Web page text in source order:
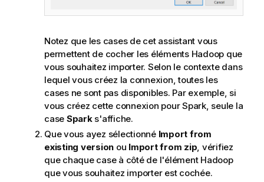
Notez que les cases de cet assistant vous
permettent de cocher les éléments Hadoop que
vous souhaitez importer. Selon le contexte dans
lequel vous créez la connexion, toutes les
cases ne sont pas disponibles. Par exemple, si
vous créez cette connexion pour Spark, seule la
case Sparks'affiche.
Que vous ayez sélectionné Import from
existing version ou Import from zip, vérifiez
que chaque case à côté de l'élément Hadoop
que vous souhaitez importer est cochée.